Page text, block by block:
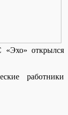
открылся
работники